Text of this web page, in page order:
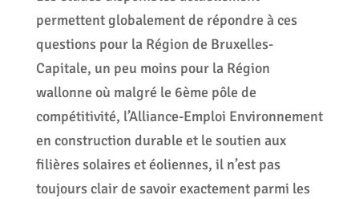
permettent globalement de répondre à ces
questions pour la Région de Bruxelles-
Capitale, un peu moins pour la Région
wallonne où malgré le 6ème pôle de
compétitivité, l’Alliance-Emploi Environnement
en construction durable et le soutien aux
filières solaires et éoliennes, il n’est pas
toujours clair de savoir exactement parmi les